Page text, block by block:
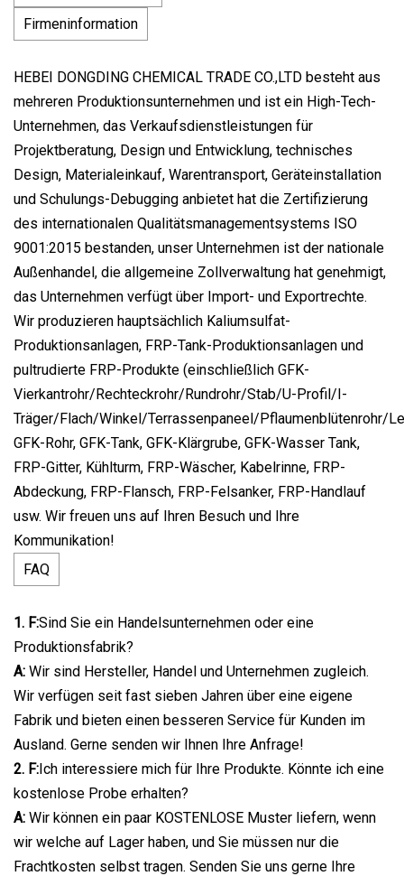
Firmeninformation
HEBEI DONGDING CHEMICAL TRADE CO.,LTD besteht aus
mehreren Produktionsunternehmen und ist ein High-Tech-
Unternehmen, das Verkaufsdienstleistungen für
Projektberatung, Design und Entwicklung, technisches
Design, Materialeinkauf, Warentransport, Geräteinstallation
und Schulungs-Debugging anbietet hat die Zertifizierung
des internationalen Qualitätsmanagementsystems ISO
9001:2015 bestanden, unser Unternehmen ist der nationale
Außenhandel, die allgemeine Zollverwaltung hat genehmigt,
das Unternehmen verfügt über Import- und Exportrechte.
Wir produzieren hauptsächlich Kaliumsulfat-
Produktionsanlagen, FRP-Tank-Produktionsanlagen und
pultrudierte FRP-Produkte (einschließlich GFK-
Vierkantrohr/Rechteckrohr/Rundrohr/Stab/U-Profil/I-
Träger/Flach/Winkel/Terrassenpaneel/Pflaumenblütenrohr/
GFK-Rohr, GFK-Tank, GFK-Klärgrube, GFK-Wasser Tank,
FRP-Gitter, Kühlturm, FRP-Wäscher, Kabelrinne, FRP-
Abdeckung, FRP-Flansch, FRP-Felsanker, FRP-Handlauf
usw. Wir freuen uns auf Ihren Besuch und Ihre
Kommunikation!
FAQ
1. F:Sind Sie ein Handelsunternehmen oder eine
Produktionsfabrik?
A: Wir sind Hersteller, Handel und Unternehmen zugleich.
Wir verfügen seit fast sieben Jahren über eine eigene
Fabrik und bieten einen besseren Service für Kunden im
Ausland. Gerne senden wir Ihnen Ihre Anfrage!
2. F:Ich interessiere mich für Ihre Produkte. Könnte ich eine
kostenlose Probe erhalten?
A: Wir können ein paar KOSTENLOSE Muster liefern, wenn
wir welche auf Lager haben, und Sie müssen nur die
Frachtkosten selbst tragen. Senden Sie uns gerne Ihre